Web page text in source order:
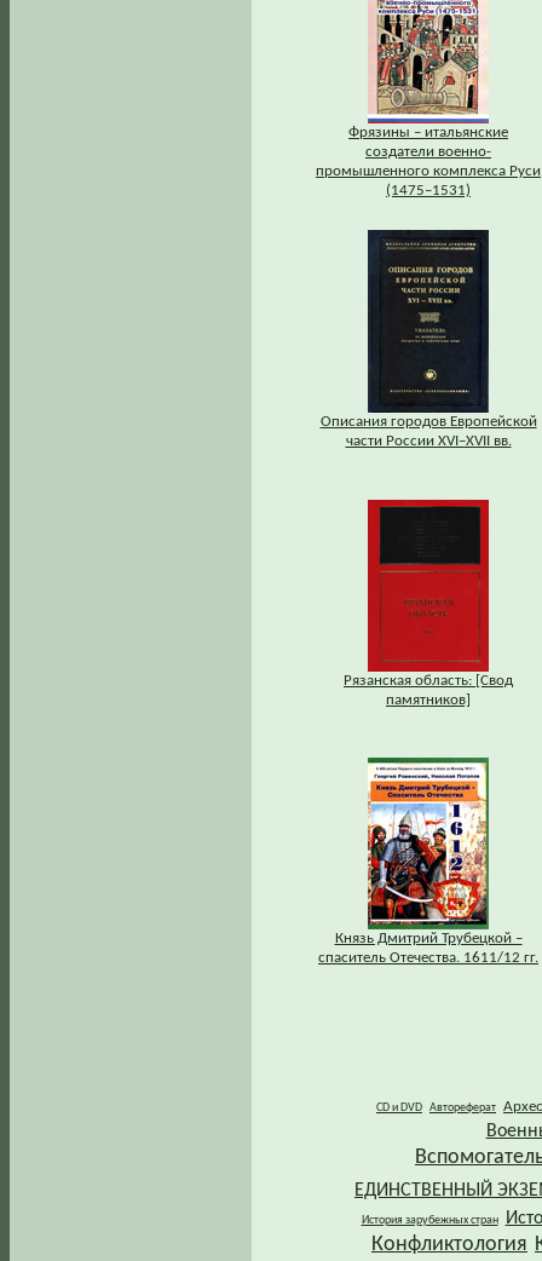
Фрязины – итальянские
создатели военно-
промышленного комплекса Руси
(1475–1531)
Описания городов Европейской
части России XVI–XVII вв.
Рязанская область: [Свод
памятников]
Князь Дмитрий Трубецкой –
спаситель Отечества. 1611/12 гг.
CD и DVD Автореферат
ЕДИНСТВЕННЫЙ
История зарубежных стран
Конфликтология